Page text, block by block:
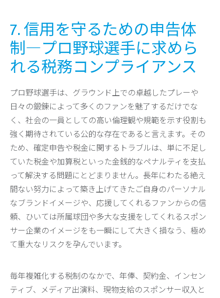
7. 信用を守るための申告体
制―プロ野球選手に求めら
れる税務コンプライアンス
プロ野球選手は、グラウンド上での卓越したプレーや
日々の鍛錬によって多くのファンを魅了するだけでな
く、社会の一員としての高い倫理観や規範を示す役割も
強く期待されている公的な存在であると言えます。その
ため、確定申告や税金に関するトラブルは、単に不足し
ていた税金や加算税といった金銭的なペナルティを支払
って解決する問題にとどまりません。長年にわたる絶え
間ない努力によって築き上げてきたご自身のパーソナル
なブランドイメージや、応援してくれるファンからの信
頼、ひいては所属球団や多大な支援をしてくれるスポン
サー企業のイメージをも一瞬にして大きく損なう、極め
て重大なリスクを孕んでいます。
毎年複雑化する税制のなかで、年俸、契約金、インセン
ティブ、メディア出演料、現物支給のスポンサー収入と